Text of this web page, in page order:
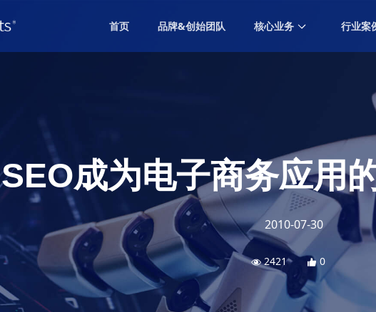
首页 品牌&创始团队 核心业务
Performance Marketing
数字广告
Digital Advertising
Creative Design
社交营销
Social Marketing
海外营销
Overseas Marketing
行业案
SEO成为电子商务应用
2010-07-30
2421 0